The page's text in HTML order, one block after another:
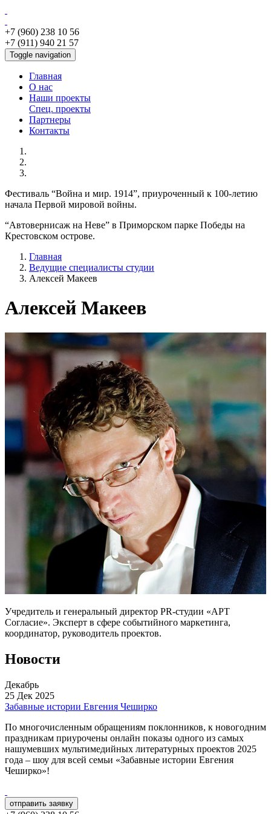
+7 (960) 238 10 56
+7 (911) 940 21 57
Toggle navigation
Главная
О нас
Наши проекты
Спец. проекты
Партнеры
Контакты
Фестиваль “Война и мир. 1914”, приуроченный к 100-летию
начала Первой мировой войны.
“Автовернисаж на Неве” в Приморском парке Победы на
Крестовском острове.
Главная
Ведущие специалисты студии
Алексей Макеев
Алексей Макеев
Учредитель и генеральный директор PR-студии «АРТ
Согласие». Эксперт в сфере событийного маркетинга,
координатор, руководитель проектов.
Новости
Декабрь
25 Дек 2025
Забавные истории Евгения Чеширко
По многочисленным обращениям поклонников, к новогодним
праздникам приурочены онлайн показы одного из самых
нашумевших мультимедийных литературных проектов 2025
года – шоу для всей семьи «Забавные истории Евгения
Чеширко»!
отправить заявку